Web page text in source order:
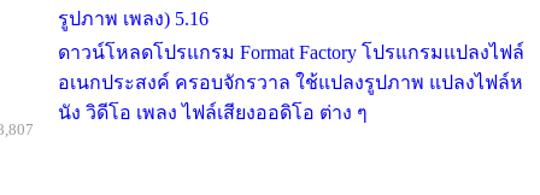
รูปภาพ เพลง) 5.16
ดาวน์โหลดโปรแกรม Format Factory โปรแกรมแปลงไฟล์
อเนกประสงค์ ครอบจักรวาล ใช้แปลงรูปภาพ แปลงไฟล์ห
นัง วิดีโอ เพลง ไฟล์เสียงออดิโอ ต่าง ๆ